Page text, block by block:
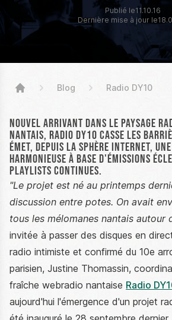
Publié le11.10.16
Dernière mise à jour le
Blog Radio DY10
Nouvel arrivant dans le paysage
nantais, Radio DY10 casse les
émet, depuis la sphère Internet,
harmonieuse à base d'émissions
playlists continues.
"Le projet est né au printemps
discussion entre potes. On avait
tous les mélomanes nantais autour
invitée à passer des disques en
radio intimiste et confirmé du 10e
parisien, Justine Thomassin,
fraîche webradio nantaise Radio
aujourd'hui l'émergence d'un projet